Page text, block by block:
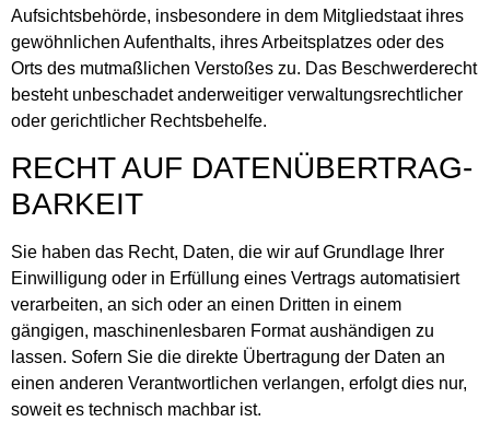
Aufsichtsbehörde, insbesondere in dem Mitgliedstaat ihres
gewöhnlichen Aufenthalts, ihres Arbeitsplatzes oder des
Orts des mutmaßlichen Verstoßes zu. Das Beschwerderecht
besteht unbeschadet anderweitiger verwaltungsrechtlicher
oder gerichtlicher Rechtsbehelfe.
RECHT AUF DATEN­ÜBERTRAG­
BARKEIT
Sie haben das Recht, Daten, die wir auf Grundlage Ihrer
Einwilligung oder in Erfüllung eines Vertrags automatisiert
verarbeiten, an sich oder an einen Dritten in einem
gängigen, maschinenlesbaren Format aushändigen zu
lassen. Sofern Sie die direkte Übertragung der Daten an
einen anderen Verantwortlichen verlangen, erfolgt dies nur,
soweit es technisch machbar ist.